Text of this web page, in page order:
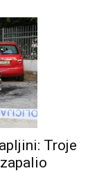
Troje